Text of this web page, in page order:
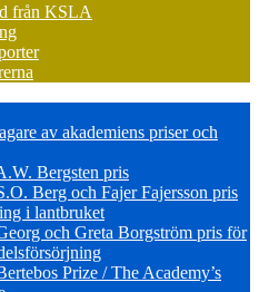
från KSLA
av akademiens priser och
Bergsten pris
Berg och Fajer Fajersson pris
i lantbruket
och Greta Borgström pris för
Prize / The Academy’s